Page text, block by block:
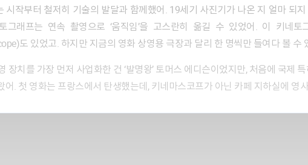
그래프는 연속 촬영으로 ‘움직임’을 고스란히 옮길 수 있었어. 이 키네
도 있었고. 하지만 지금의 영화 상영용 극장과 달리 한 명씩만 들여다 볼 수
어. 첫 영화는 프랑스에서 탄생했는데, 키네마스코프가 아닌 카페 지하실에 영